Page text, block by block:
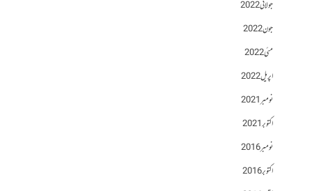
جولائی 2022
جون 2022
مئی 2022
اپریل 2022
نومبر 2021
اکتوبر 2021
نومبر 2016
اکتوبر 2016